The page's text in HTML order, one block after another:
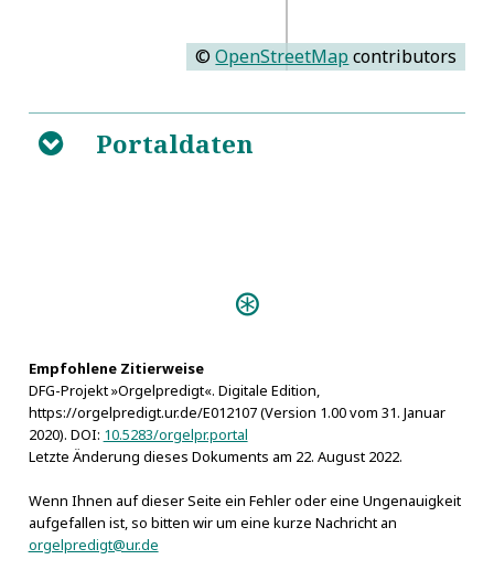
©OpenStreetMap contributors
B Portaldaten
Empfohlene Zitierweise
DFG-Projekt »Orgelpredigt«. Digitale Edition,
https://orgelpredigt.ur.de/E012107 (Version 1.00 vom 31. Januar
2020). DOI: 10.5283/orgelpr.portal
Letzte Änderung dieses Dokuments am 22. August 2022.
Wenn Ihnen auf dieser Seite ein Fehler oder eine Ungenauigkeit
aufgefallen ist, so bitten wir um eine kurze Nachricht an
orgelpredigt@ur.de